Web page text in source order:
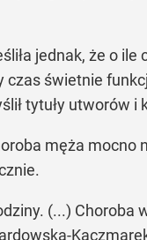
jednak, że o
czas świetnie
tytuły utworów i
męża
(...)